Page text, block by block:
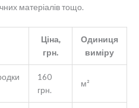
матеріалів тощо.
Ціна,
грн.
Одиниця
виміру
160
грн.
м²